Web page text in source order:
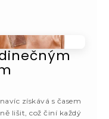
získává s časem
lišit, což činí každý